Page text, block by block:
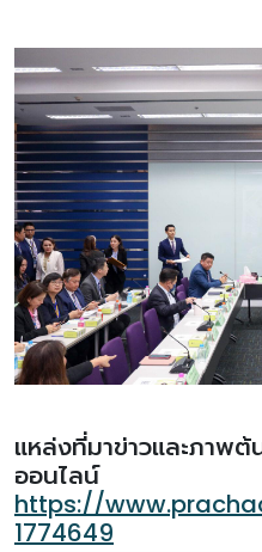
แหล่งที่มาข่าวและภาพต้
ออนไลน์
https://
1774649